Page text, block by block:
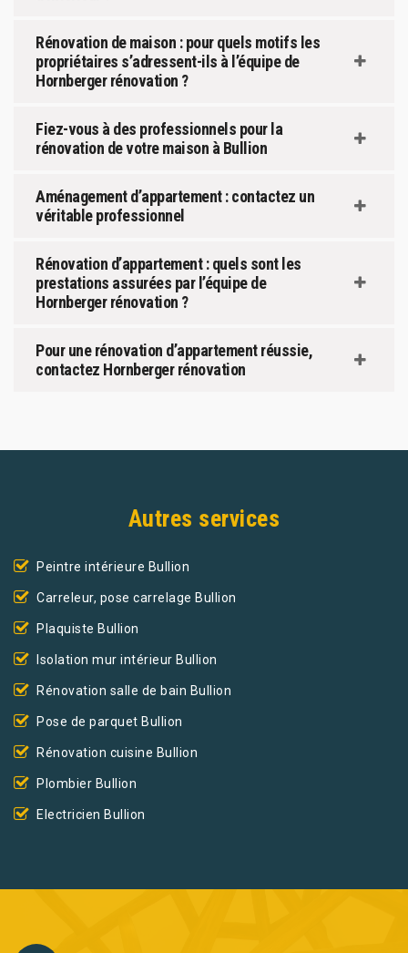
Rénovation de maison : pour quels motifs les
propriétaires s’adressent-ils à l’équipe de
Hornberger rénovation ?
Fiez-vous à des professionnels pour la
rénovation de votre maison à Bullion
Aménagement d’appartement : contactez un
véritable professionnel
Rénovation d’appartement : quels sont les
prestations assurées par l’équipe de
Hornberger rénovation ?
Pour une rénovation d’appartement réussie,
contactez Hornberger rénovation
Autres services
Peintre intérieure Bullion
Carreleur, pose carrelage Bullion
Plaquiste Bullion
Isolation mur intérieur Bullion
Rénovation salle de bain Bullion
Pose de parquet Bullion
Rénovation cuisine Bullion
Plombier Bullion
Electricien Bullion